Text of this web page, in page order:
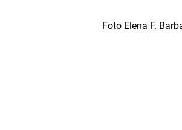
Foto Elena F.